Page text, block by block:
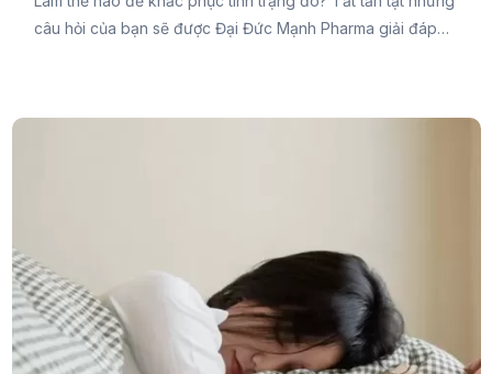
câu hỏi của bạn sẽ được Đại Đức Mạnh Pharma giải đáp